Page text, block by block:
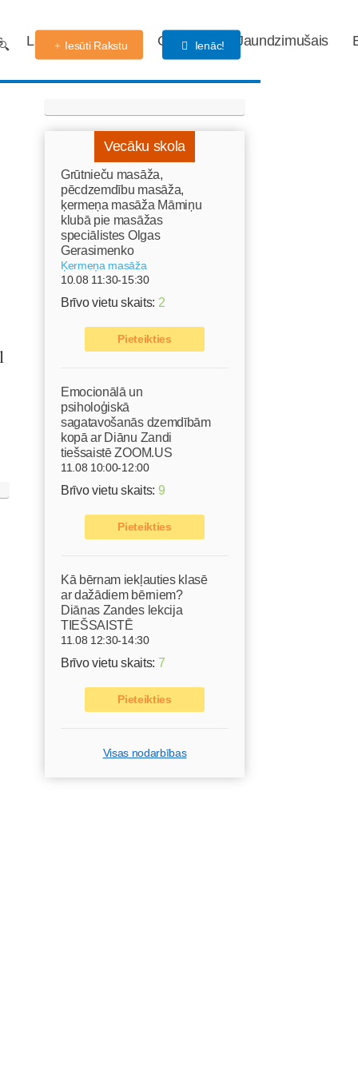
Labdarības fonds Gaidības Jaundzimušais
Iesūti Rakstu Ienāc!
Vecāku skola
Grūtnieču masāža,
pēcdzemdību masāža,
ķermeņa masāža Māmiņu
klubā pie masāžas
speciālistes Olgas
Gerasimenko
Ķermeņa masāža
10.08 11:30-15:30
Brīvo vietu skaits: 2
Pieteikties
Emocionālā un
psiholoģiskā
sagatavošanās dzemdībām
kopā ar Diānu Zandi
tiešsaistē ZOOM.US
11.08 10:00-12:00
Brīvo vietu skaits: 9
Pieteikties
Kā bērnam iekļauties klasē
ar dažādiem bērniem?
Diānas Zandes lekcija
TIEŠSAISTĒ
11.08 12:30-14:30
Brīvo vietu skaits: 7
Pieteikties
Visas nodarbības